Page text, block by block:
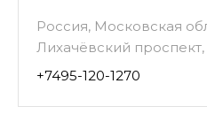
Россия, Московская
Лихачёвский
+7495-120-1270